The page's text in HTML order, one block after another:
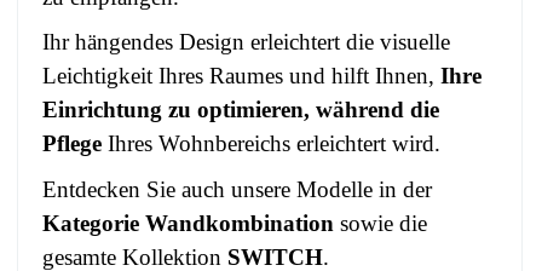
Ihr hängendes Design erleichtert die visuelle
Leichtigkeit Ihres Raumes und hilft Ihnen, Ihre
Einrichtung zu optimieren, während die
Pflege Ihres Wohnbereichs erleichtert wird.
Entdecken Sie auch unsere Modelle in der
Kategorie Wandkombination sowie die
gesamte Kollektion SWITCH.